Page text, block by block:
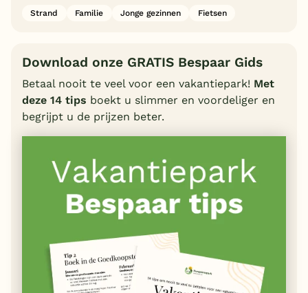
Strand Familie Jonge gezinnen Fietsen
Download onze GRATIS Bespaar Gids
Betaal nooit te veel voor een vakantiepark! Met
deze 14 tips boekt u slimmer en voordeliger en
begrijpt u de prijzen beter.